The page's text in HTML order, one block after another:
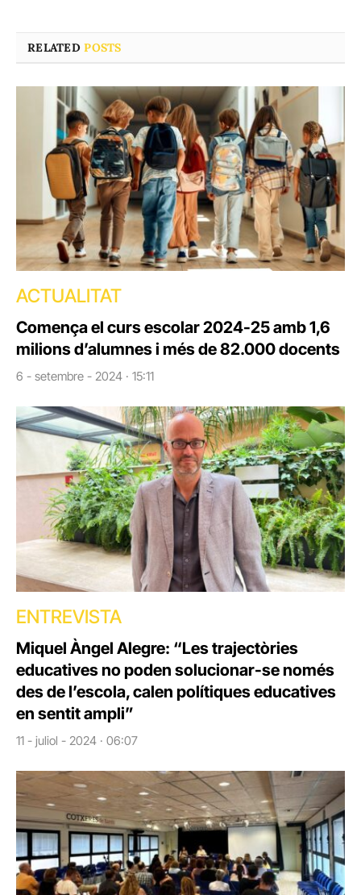
RELATEDPOSTS
ACTUALITAT
Comença el curs escolar 2024-25 amb 1,6
milions d’alumnes i més de 82.000 docents
6 - setembre - 2024 · 15:11
ENTREVISTA
Miquel Àngel Alegre: “Les trajectòries
educatives no poden solucionar-se només
des de l’escola, calen polítiques educatives
en sentit ampli”
11 - juliol - 2024 · 06:07